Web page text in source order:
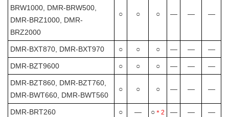
BRW1000, DMR-BRW500,
DMR-BRZ1000, DMR-
BRZ2000
○ ○ ○ ― ― ―
DMR-BXT870, DMR-BXT970 ○ ○ ○ ― ― ―
DMR-BZT9600 ○ ○ ○ ― ― ―
DMR-BZT860, DMR-BZT760,
DMR-BWT660, DMR-BWT560
○ ○ ○ ― ― ―
DMR-BRT260 ○ ― ○ ＊2 ― ― ―